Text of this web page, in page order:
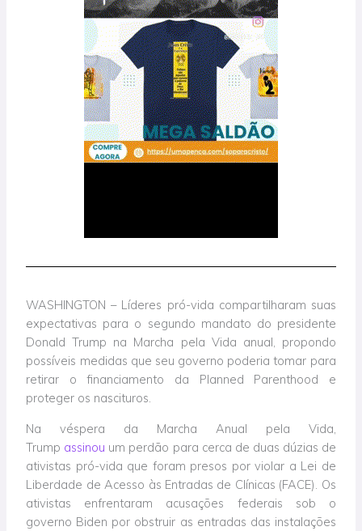
WASHINGTON – Líderes pró-vida compartilharam suas
expectativas para o segundo mandato do presidente
Donald Trump na Marcha pela Vida anual, propondo
possíveis medidas que seu governo poderia tomar para
retirar o financiamento da Planned Parenthood e
proteger os nascituros.
Na véspera da Marcha Anual pela Vida,
Trump assinou um perdão para cerca de duas dúzias de
ativistas pró-vida que foram presos por violar a Lei de
Liberdade de Acesso às Entradas de Clínicas (FACE). Os
ativistas enfrentaram acusações federais sob o
governo Biden por obstruir as entradas das instalações